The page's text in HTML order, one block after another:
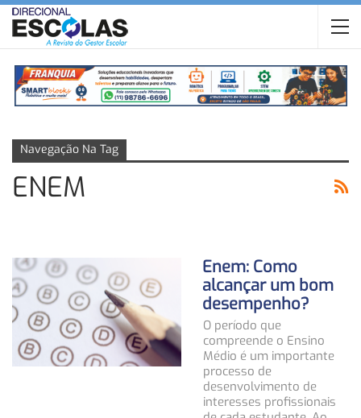
Navegação Na Tag
ENEM
Enem: Como
alcançar um bom
desempenho?
O período que
compreende o Ensino
Médio é um importante
processo de
desenvolvimento de
interesses profissionais